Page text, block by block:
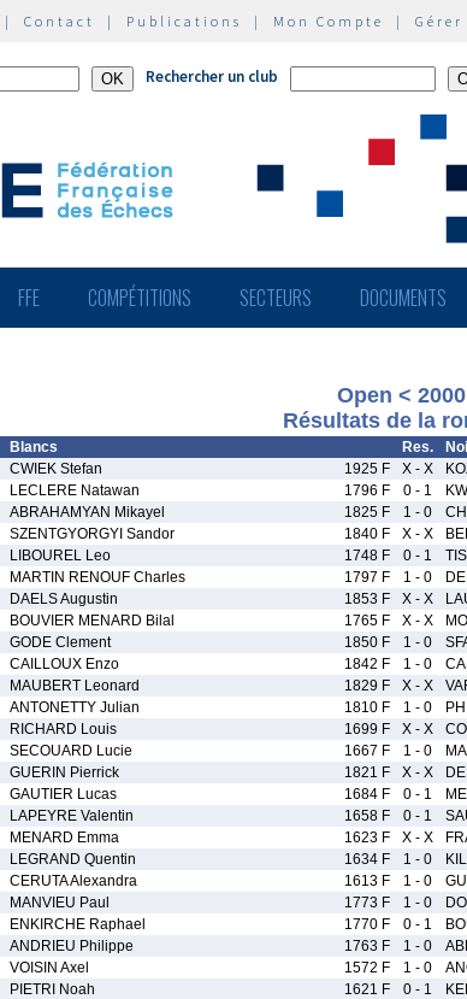
| Contact | Publications | Mon Compte |
Rechercher un club
FFE COMPÉTITIONS SECTEURS DOCUMENTS
Open < 2000
Résultats de la
Blancs Res.
CWIEK Stefan 1925 F X - X
LECLERE Natawan 1796 F 0 - 1
ABRAHAMYAN Mikayel 1825 F 1 - 0
SZENTGYORGYI Sandor 1840 F X - X
LIBOUREL Leo 1748 F 0 - 1
MARTIN RENOUF Charles 1797 F 1 - 0
DAELS Augustin 1853 F X - X
BOUVIER MENARD Bilal 1765 F X - X
GODE Clement 1850 F 1 - 0
CAILLOUX Enzo 1842 F 1 - 0
MAUBERT Leonard 1829 F X - X
ANTONETTY Julian 1810 F 1 - 0
RICHARD Louis 1699 F X - X
SECOUARD Lucie 1667 F 1 - 0
GUERIN Pierrick 1821 F X - X
GAUTIER Lucas 1684 F 0 - 1
LAPEYRE Valentin 1658 F 0 - 1
MENARD Emma 1623 F X - X
LEGRAND Quentin 1634 F 1 - 0
CERUTA Alexandra 1613 F 1 - 0
MANVIEU Paul 1773 F 1 - 0
ENKIRCHE Raphael 1770 F 0 - 1
ANDRIEU Philippe 1763 F 1 - 0
VOISIN Axel 1572 F 1 - 0
PIETRI Noah 1621 F 0 - 1